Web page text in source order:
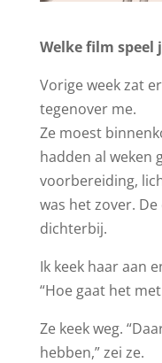
Welke film speel
Vorige week zat
tegenover me.
Ze moest
hadden al weken
voorbereiding,
was het zover.
dichterbij.
Ik keek haar aan
“Hoe gaat het met
Ze keek weg.
hebben,” zei ze.